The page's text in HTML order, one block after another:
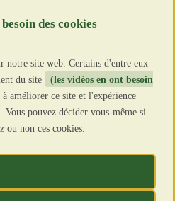
une assistance
et participatif, celui-
près de 4H, les sujets
notre site web. Certains d'entre eux
du site
(les vidéos en ont besoin
améliorer ce site et l'expérience
pouvez décider vous-même si
ou non ces cookies.